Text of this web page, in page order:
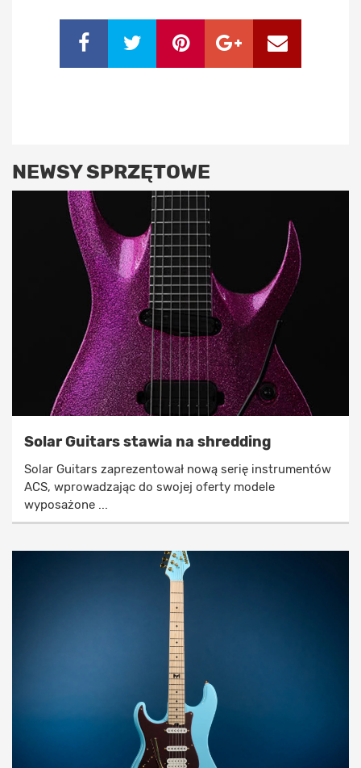
NEWSY SPRZĘTOWE
Solar Guitars stawia na shredding
Solar Guitars zaprezentował nową serię instrumentów
ACS, wprowadzając do swojej oferty modele
wyposażone ...